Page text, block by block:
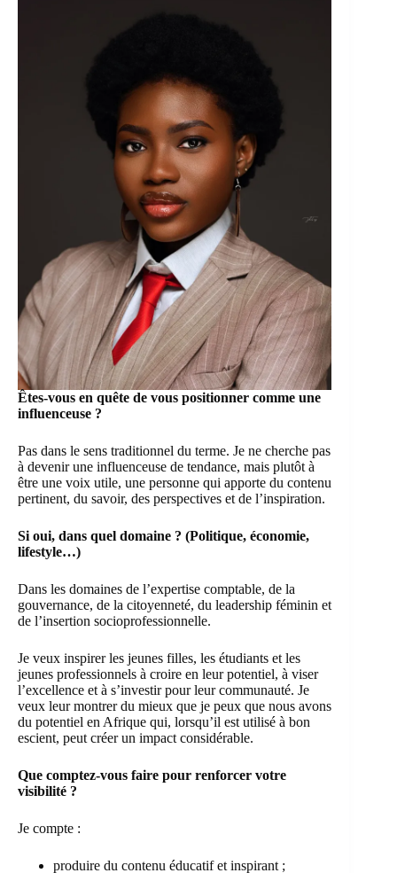
Êtes-vous en quête de vous positionner comme une
influenceuse ?
Pas dans le sens traditionnel du terme. Je ne cherche pas
à devenir une influenceuse de tendance, mais plutôt à
être une voix utile, une personne qui apporte du contenu
pertinent, du savoir, des perspectives et de l’inspiration.
Si oui, dans quel domaine ? (Politique, économie,
lifestyle…)
Dans les domaines de l’expertise comptable, de la
gouvernance, de la citoyenneté, du leadership féminin et
de l’insertion socioprofessionnelle.
Je veux inspirer les jeunes filles, les étudiants et les
jeunes professionnels à croire en leur potentiel, à viser
l’excellence et à s’investir pour leur communauté. Je
veux leur montrer du mieux que je peux que nous avons
du potentiel en Afrique qui, lorsqu’il est utilisé à bon
escient, peut créer un impact considérable.
Que comptez-vous faire pour renforcer votre
visibilité ?
Je compte :
produire du contenu éducatif et inspirant ;